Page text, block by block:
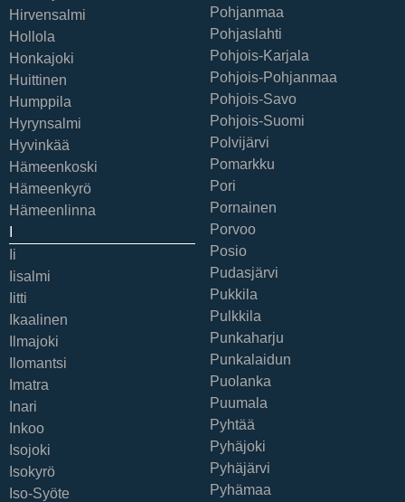
Hirvensalmi
Hollola
Honkajoki
Huittinen
Humppila
Hyrynsalmi
Hyvinkää
Hämeenkoski
Hämeenkyrö
Hämeenlinna
Ii
Iisalmi
Iitti
Ikaalinen
Ilmajoki
Ilomantsi
Imatra
Inari
Inkoo
Isojoki
Isokyrö
Iso-Syöte
Pohjanmaa
Pohjaslahti
Pohjois-Karjala
Pohjois-Pohjanmaa
Pohjois-Savo
Pohjois-Suomi
Polvijärvi
Pomarkku
Pori
Pornainen
Porvoo
Posio
Pudasjärvi
Pukkila
Pulkkila
Punkaharju
Punkalaidun
Puolanka
Puumala
Pyhtää
Pyhäjoki
Pyhäjärvi
Pyhämaa